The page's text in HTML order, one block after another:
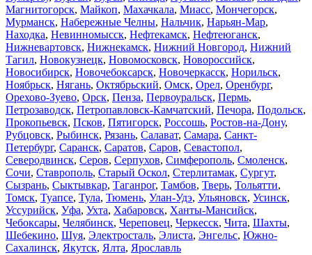
Магнитогорск, Майкоп, Махачкала, Миасс, Мончегорск,
Мурманск, Набережные Челны, Нальчик, Нарьян-Мар,
Находка, Невинномысск, Нефтекамск, Нефтеюганск,
Нижневартовск, Нижнекамск, Нижний Новгород, Нижний
Тагил, Новокузнецк, Новомосковск, Новороссийск,
Новосибирск, Новочебоксарск, Новочеркасск, Норильск,
Ноябрьск, Нягань, Октябрьский, Омск, Орел, Оренбург,
Орехово-Зуево, Орск, Пенза, Первоуральск, Пермь,
Петрозаводск, Петропавловск-Камчатский, Печора, Подольск,
Прокопьевск, Псков, Пятигорск, Россошь, Ростов-на-Дону,
Рубцовск, Рыбинск, Рязань, Салават, Самара, Санкт-
Петербург, Саранск, Саратов, Саров, Севастопол,
Северодвинск, Серов, Серпухов, Симферополь, Смоленск,
Сочи, Ставрополь, Старый Оскол, Стерлитамак, Сургут,
Сызрань, Сыктывкар, Таганрог, Тамбов, Тверь, Тольятти,
Томск, Туапсе, Тула, Тюмень, Улан-Удэ, Ульяновск, Усинск,
Уссурийск, Уфа, Ухта, Хабаровск, Ханты-Мансийск,
Чебоксары, Челябинск, Череповец, Черкесск, Чита, Шахты,
Шебекино, Шуя, Электросталь, Элиста, Энгельс, Южно-
Сахалинск, Якутск, Ялта, Ярославль